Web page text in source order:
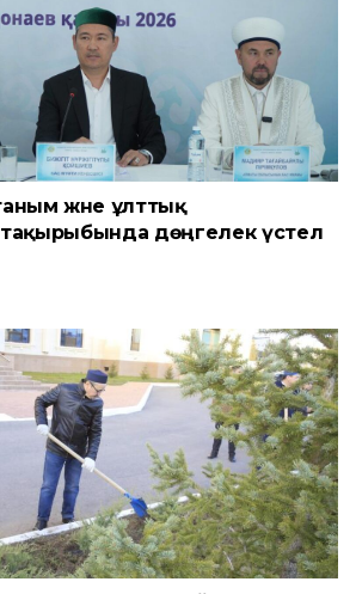
және ұлттық
дөңгелек үстел